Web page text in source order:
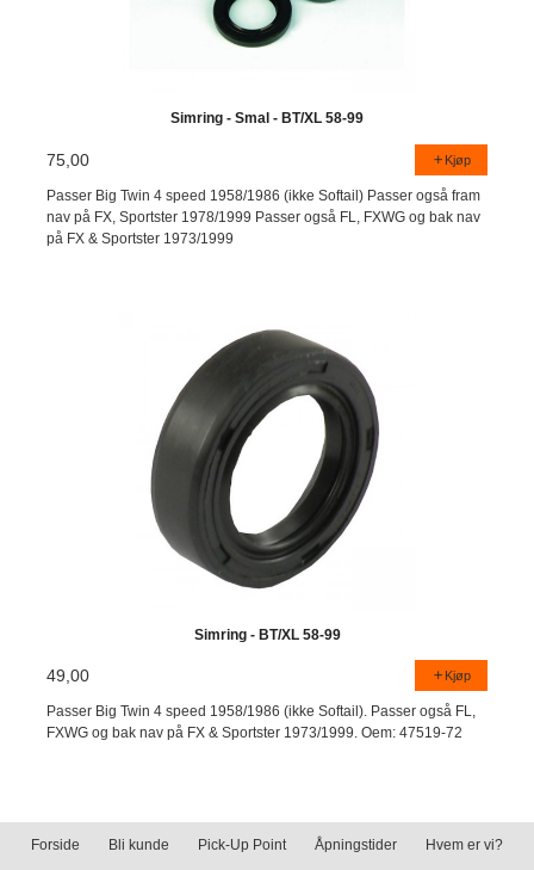
Simring - Smal - BT/XL 58-99
75,00 Kjøp
Passer Big Twin 4 speed 1958/1986 (ikke Softail) Passer også fram
nav på FX, Sportster 1978/1999 Passer også FL, FXWG og bak nav
på FX & Sportster 1973/1999
Simring - BT/XL 58-99
49,00 Kjøp
Passer Big Twin 4 speed 1958/1986 (ikke Softail). Passer også FL,
FXWG og bak nav på FX & Sportster 1973/1999. Oem: 47519-72
Forside Bli kunde Pick-Up Point Åpningstider Hvem er vi?